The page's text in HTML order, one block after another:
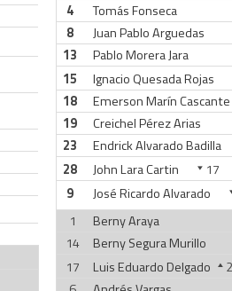
4
Tomás Fonseca
8
Juan Pablo Arguedas
13
Pablo Morera Jara
15
Ignacio Quesada Rojas
18
Emerson Marín Cascante
19
Creichel Pérez Arias
23
Endrick Alvarado Badilla
28
John Lara Cartin
17
9
José Ricardo Alvarado
1
Berny Araya
14
Berny Segura Murillo
17
Luis Eduardo Delgado